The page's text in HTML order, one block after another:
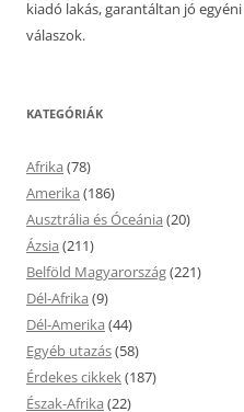
kiadó lakás, garantáltan jó
válaszok.
KATEGÓRIÁK
Afrika (78)
Amerika (186)
Ausztrália és Óceánia (20)
Ázsia (211)
Belföld Magyarország(221)
Dél-Afrika (9)
Dél-Amerika (44)
Egyéb utazás(58)
Érdekes cikkek(187)
Észak-Afrika (22)